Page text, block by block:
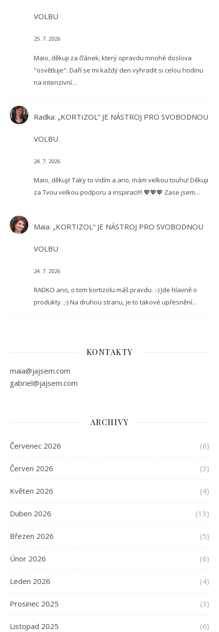
VOLBU
25. 7. 2026
Maio, děkuji za článek, který opravdu mnohé doslova
"osvětluje". Daří se mi každý den vyhradit si celou hodinu
na intenzivní…
Radka: „KORTIZOL“ JE NÁSTROJ PRO SVOBODNOU
VOLBU
24. 7. 2026
Maio, děkuji! Taky to vidím a ano, mám velkou touhu! Děkuji
za Tvou velkou podporu a inspiraci!!! 💖💖💖 Zase jsem…
Maia: „KORTIZOL“ JE NÁSTROJ PRO SVOBODNOU
VOLBU
24. 7. 2026
RADKO ano, o tom kortizolu máš pravdu. :-) Jde hlavně o
produkty. ;-) Na druhou stranu, je to takové upřesnění…
KONTAKTY
maia@jajsem.com
gabriel@jajsem.com
ARCHIVY
Červenec 2026 (6)
Červen 2026 (3)
Květen 2026 (4)
Duben 2026 (13)
Březen 2026 (5)
Únor 2026 (6)
Leden 2026 (4)
Prosinec 2025 (3)
Listopad 2025 (6)